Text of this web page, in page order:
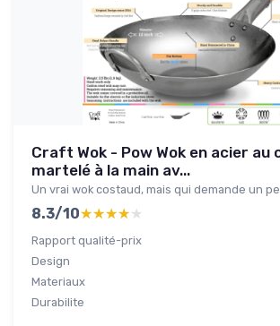
Craft Wok - Pow Wok en acier au
martelé à la main av...
Un vrai wok costaud, mais qui demande un
8.3/10★★★★★
★★★★★
Rapport qualité-prix
Design
Materiaux
Durabilite